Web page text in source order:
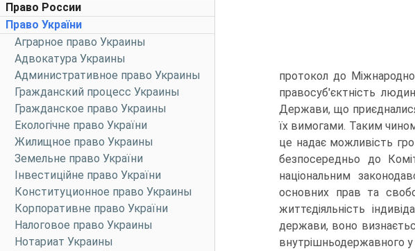
Право России
Право України
Аграрное право Украины
Адвокатура Украины
Административное право Украины
Гражданский процесс Украины
Гражданское право Украины
Екологічне право України
Жилищное право Украины
Земельне право України
Інвестиційне право України
Конституционное право Украины
Корпоративне право України
Налоговое право Украины
Нотариат Украины
протокол до
правосуб'єктність
Держави, що приєдналися
їх вимогами. Таким
це надає можливість
безпосередньо до
національним
основних прав та
життєдіяльність
держави, воно
внутрішньодержавного